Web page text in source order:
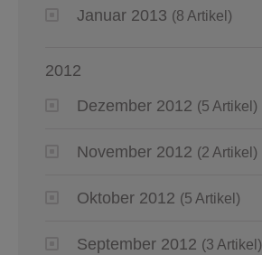
Januar 2013 (8 Artikel)
2012
Dezember 2012 (5 Artikel)
November 2012 (2 Artikel)
Oktober 2012 (5 Artikel)
September 2012 (3 Artikel)